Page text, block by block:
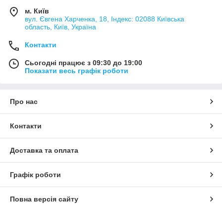
м. Київ
вул. Євгена Харченка, 18, Індекс: 02088 Київська
область, Київ, Україна
Контакти
Сьогодні працює з 09:30 до 19:00
Показати весь графік роботи
Про нас
Контакти
Доставка та оплата
Графік роботи
Повна версія сайту